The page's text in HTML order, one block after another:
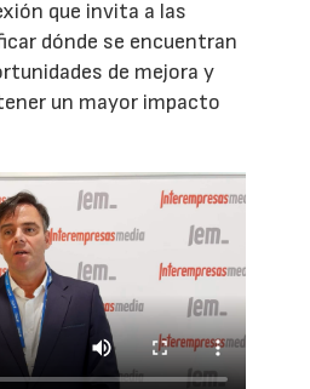
que invita a las
dónde se encuentran
de mejora y
un mayor impacto